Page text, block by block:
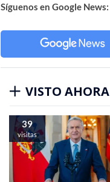
Síguenos en Google News:
VISTO AHORA
39
visitas